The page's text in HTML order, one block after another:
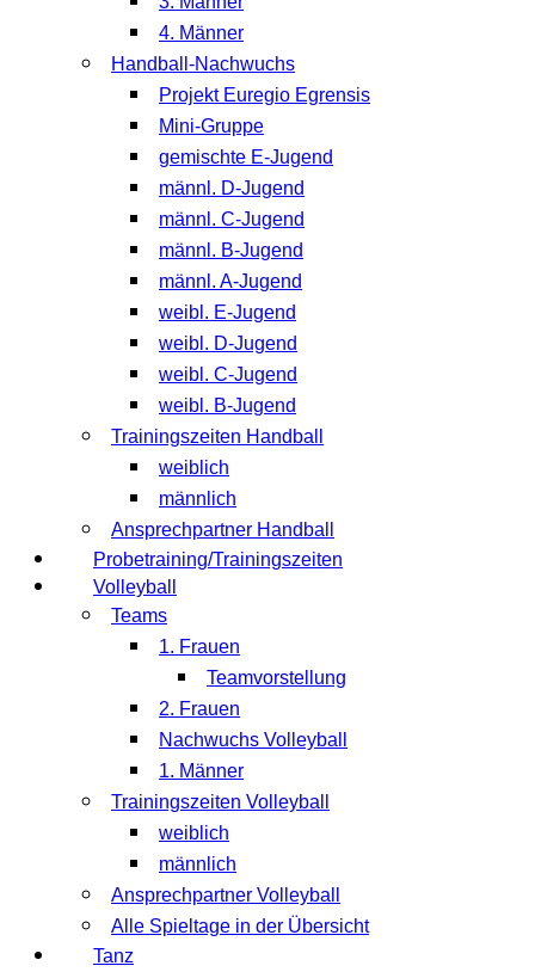
4. Männer
Handball-Nachwuchs
Projekt Euregio Egrensis
Mini-Gruppe
gemischte E-Jugend
männl. D-Jugend
männl. C-Jugend
männl. B-Jugend
männl. A-Jugend
weibl. E-Jugend
weibl. D-Jugend
weibl. C-Jugend
weibl. B-Jugend
Trainingszeiten Handball
weiblich
männlich
Ansprechpartner Handball
Probetraining/Trainingszeiten
Volleyball
Teams
1. Frauen
Teamvorstellung
2. Frauen
Nachwuchs Volleyball
1. Männer
Trainingszeiten Volleyball
weiblich
männlich
Ansprechpartner Volleyball
Alle Spieltage in der Übersicht
Tanz